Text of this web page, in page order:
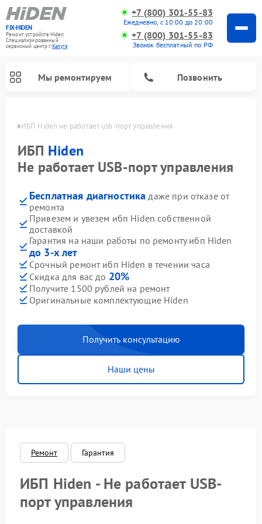
FIX-HIDEN
Ремонт устройств Hiden
Специализированный
cервисный центр г.Калуга
+7 (800) 301-55-83
Ежедневно, с 10:00 до 20:00
+7 (800) 301-55-83
Звонок бесплатный по РФ
Мы ремонтируем Позвонить
ИБП Hiden не работает usb-порт управления
ИБП Hiden
Не работает USB-порт управления
Бесплатная диагностика даже при отказе от
ремонта
Привезем и увезем ибп Hiden собственной
доставкой
Гарантия на наши работы по ремонту ибп Hiden
до 3-х лет
Срочный ремонт ибп Hiden в течении часа
Скидка для вас до 20%
Получите 1500 рублей на ремонт
Оригинальные комплектующие Hiden
Получить консультацию
Наши цены
Ремонт Гарантия
ИБП Hiden - Не работает USB-
порт управления